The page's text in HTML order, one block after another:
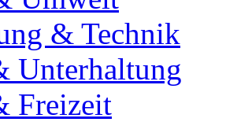
& Technik
Unterhaltung
Freizeit